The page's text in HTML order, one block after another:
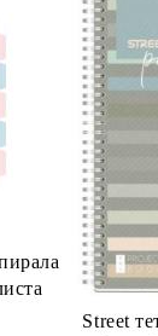
Street